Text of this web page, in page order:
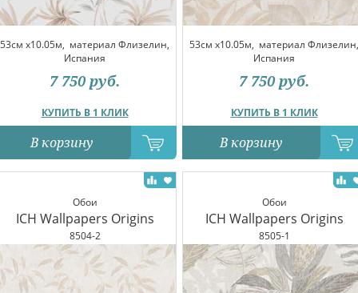
53см x10.05м, материал Флизелин,
Испания
КУПИТЬ В 1 КЛИК
7 750 руб.
В корзину
53см x10.05м, материал Флизелин,
Испания
КУПИТЬ В 1 КЛИК
7 750 руб.
В корзину
Обои
ICH Wallpapers Origins
8504-2
Обои
ICH Wallpapers Origins
8505-1